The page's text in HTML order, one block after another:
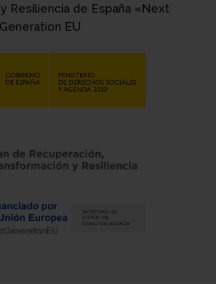
Resiliencia de España «Next
Generation EU